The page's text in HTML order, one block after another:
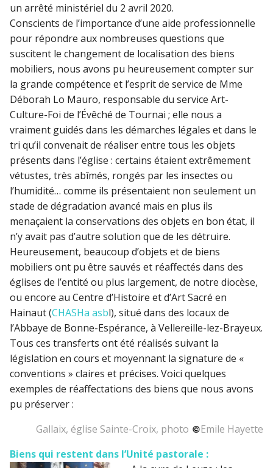
un arrêté ministériel du 2 avril 2020.
Conscients de l’importance d’une aide professionnelle
pour répondre aux nombreuses questions que
suscitent le changement de localisation des biens
mobiliers, nous avons pu heureusement compter sur
la grande compétence et l’esprit de service de Mme
Déborah Lo Mauro, responsable du service Art-
Culture-Foi de l’Évêché de Tournai ; elle nous a
vraiment guidés dans les démarches légales et dans le
tri qu’il convenait de réaliser entre tous les objets
présents dans l’église : certains étaient extrêmement
vétustes, très abîmés, rongés par les insectes ou
l’humidité… comme ils présentaient non seulement un
stade de dégradation avancé mais en plus ils
menaçaient la conservations des objets en bon état, il
n’y avait pas d’autre solution que de les détruire.
Heureusement, beaucoup d’objets et de biens
mobiliers ont pu être sauvés et réaffectés dans des
églises de l’entité ou plus largement, de notre diocèse,
ou encore au Centre d’Histoire et d’Art Sacré en
Hainaut (CHASHa asbl), situé dans des locaux de
l’Abbaye de Bonne-Espérance, à Vellereille-lez-Brayeux.
Tous ces transferts ont été réalisés suivant la
législation en cours et moyennant la signature de «
conventions » claires et précises. Voici quelques
exemples de réaffectations des biens que nous avons
pu préserver :
Gallaix, église Sainte-Croix, photo
Emile Hayette
Biens qui restent dans l’Unité pastorale :